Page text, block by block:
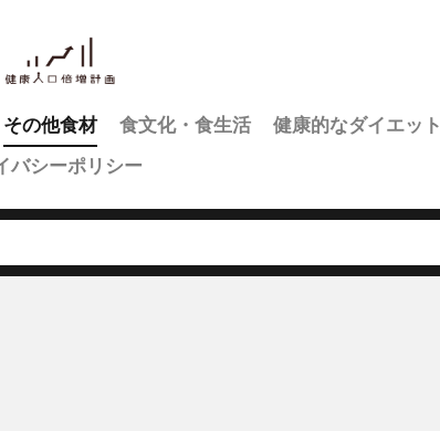
その他食材 食文化・食生活 健康的なダイエット
バシーポリシー